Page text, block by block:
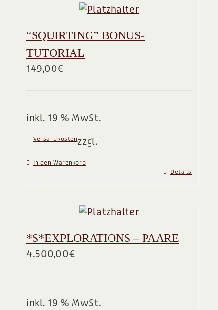
“SQUIRTING” BONUS-
TUTORIAL
149,00€
inkl. 19 % MwSt.
zzgl.
Versandkosten
In den Warenkorb
Details
*S*EXPLORATIONS – PAARE
4.500,00€
inkl. 19 % MwSt.